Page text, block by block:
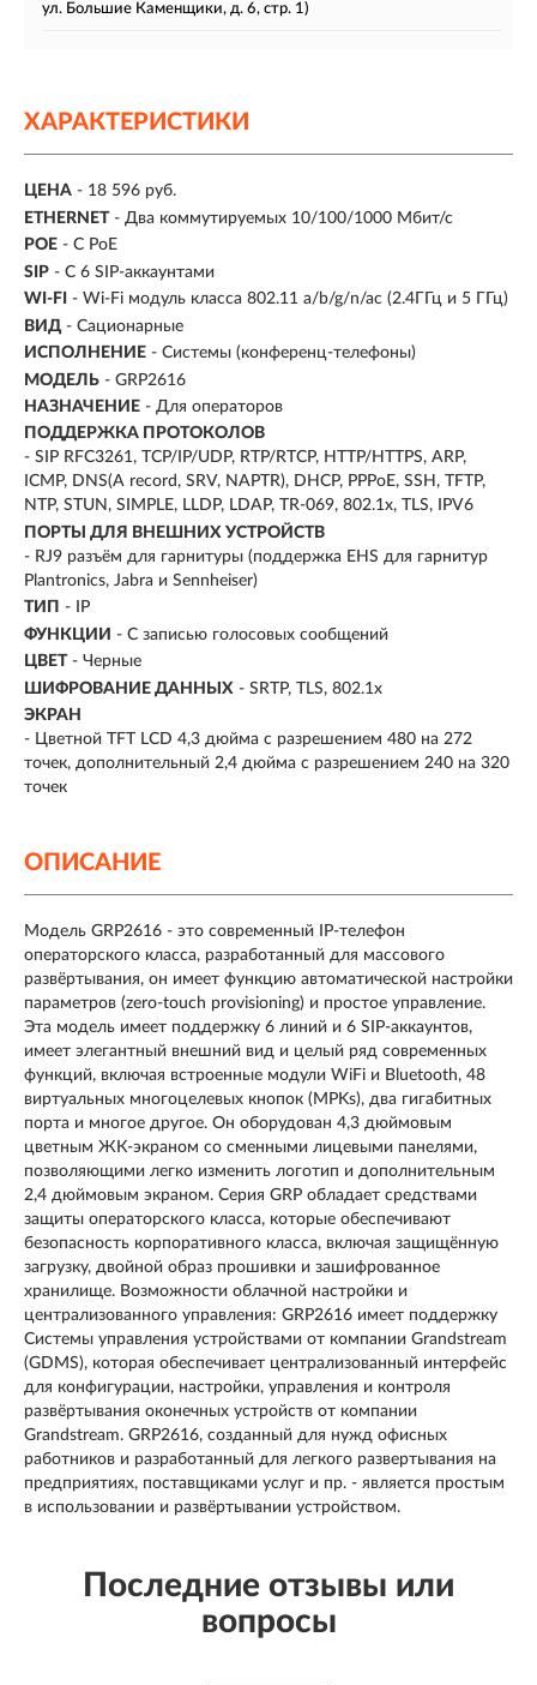
ул. Большие Каменщики, д. 6, стр. 1)
ХАРАКТЕРИСТИКИ
ЦЕНА - 18 596 руб.
ETHERNET - Два коммутируемых 10/100/1000 Мбит/с
POE - С PoE
SIP - С 6 SIP-аккаунтами
WI-FI
- Wi-Fi модуль класса 802.11 a/b/g/n/ac (2.4ГГц и 5 ГГц)
ВИД - Сационарные
ИСПОЛНЕНИЕ - Системы (конференц-телефоны)
МОДЕЛЬ - GRP2616
НАЗНАЧЕНИЕ - Для операторов
ПОДДЕРЖКА ПРОТОКОЛОВ
- SIP RFC3261, TCP/IP/UDP, RTP/RTCP, HTTP/HTTPS, ARP,
ICMP, DNS(A record, SRV, NAPTR), DHCP, PPPoE, SSH, TFTP,
NTP, STUN, SIMPLE, LLDP, LDAP, TR-069, 802.1x, TLS, IPV6
ПОРТЫ ДЛЯ ВНЕШНИХ УСТРОЙСТВ
- RJ9 разъём для гарнитуры (поддержка EHS для гарнитур
Plantronics, Jabra и Sennheiser)
ТИП -
IP
ФУНКЦИИ - С записью голосовых сообщений
ЦВЕТ - Черные
ШИФРОВАНИЕ ДАННЫХ - SRTP, TLS, 802.1x
ЭКРАН
- Цветной TFT LCD 4,3 дюйма с разрешением 480 на 272
точек, дополнительный 2,4 дюйма с разрешением 240 на 320
точек
ОПИСАНИЕ
Модель GRP2616 - это современный IP-телефон
операторского класса, разработанный для массового
развёртывания, он имеет функцию автоматической настройки
параметров (zero-touch provisioning) и простое управление.
Эта модель имеет поддержку 6 линий и 6 SIP-аккаунтов,
имеет элегантный внешний вид и целый ряд современных
функций, включая встроенные модули WiFi и Bluetooth, 48
виртуальных многоцелевых кнопок (MPKs), два гигабитных
порта и многое другое. Он оборудован 4,3 дюймовым
цветным ЖК-экраном со сменными лицевыми панелями,
позволяющими легко изменить логотип и дополнительным
2,4 дюймовым экраном. Серия GRP обладает средствами
защиты операторского класса, которые обеспечивают
безопасность корпоративного класса, включая защищённую
загрузку, двойной образ прошивки и зашифрованное
хранилище. Возможности облачной настройки и
централизованного управления: GRP2616 имеет поддержку
Системы управления устройствами от компании Grandstream
(GDMS), которая обеспечивает централизованный интерфейс
для конфигурации, настройки, управления и контроля
развёртывания оконечных устройств от компании
Grandstream. GRP2616, созданный для нужд офисных
работников и разработанный для легкого развертывания на
предприятиях, поставщиками услуг и пр. - является простым
в использовании и развёртывании устройством.
Последние отзывы или
вопросы